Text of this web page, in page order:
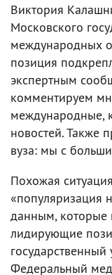
Виктория
Московского
международных
позиция
экспертным
комментируем
международные,
новостей. Также
вуза: мы с
Похожая
«популяризация
данным, которые
лидирующие
Федеральный